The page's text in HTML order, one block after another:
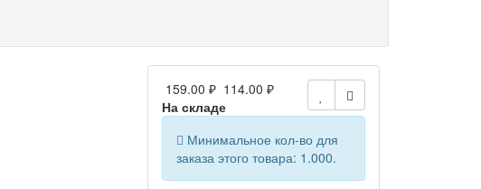
159.00 ₽ 114.00 ₽
На складе
Минимальное кол-во для
заказа этого товара: 1.000.